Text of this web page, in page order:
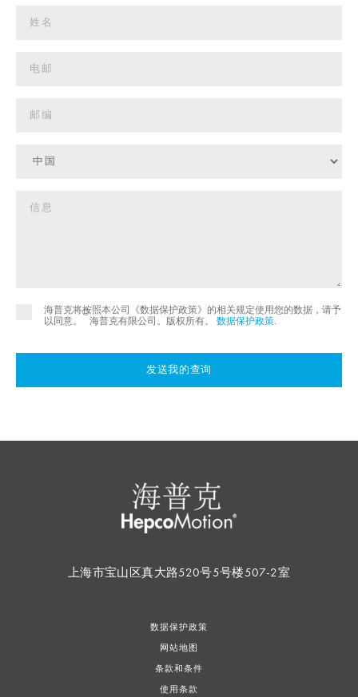
海普克将按照本公司《数据保护政策》的相关规定使用您的数据，请予
以同意。
©
海普克有限公司。版权所有。 数据保护政策
发送我的查询
上海市宝山区真大路520号5号楼507-2室
数据保护政策
网站地图
条款和条件
使用条款